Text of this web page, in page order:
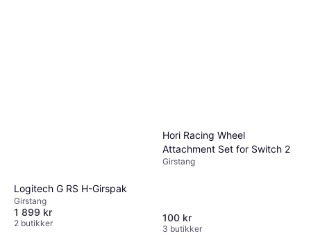
Logitech G RS H-Girspak
Girstang
1 899 kr
2 butikker
Hori Racing Wheel
Attachment Set for Switch 2
Girstang
100 kr
3 butikker